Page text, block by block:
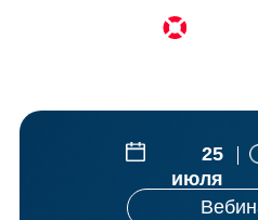
25
июля